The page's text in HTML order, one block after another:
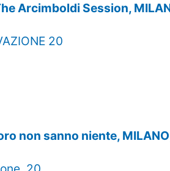
Arcimboldi Session,
20
non sanno niente, MILANO